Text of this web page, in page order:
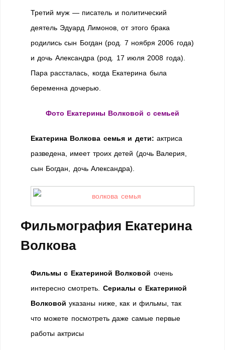
Третий муж — писатель и политический
деятель Эдуард Лимонов, от этого брака
родились сын Богдан (род. 7 ноября 2006 года)
и дочь Александра (род. 17 июля 2008 года).
Пара рассталась, когда Екатерина была
беременна дочерью.
Фото Екатерины Волковой с семьей
Екатерина Волкова семья и дети: актриса
разведена, имеет троих детей (дочь Валерия,
сын Богдан, дочь Александра).
Фильмография Екатерина
Волкова
Фильмы с Екатериной Волковой очень
интересно смотреть. Сериалы с Екатериной
Волковой указаны ниже, как и фильмы, так
что можете посмотреть даже самые первые
работы актрисы